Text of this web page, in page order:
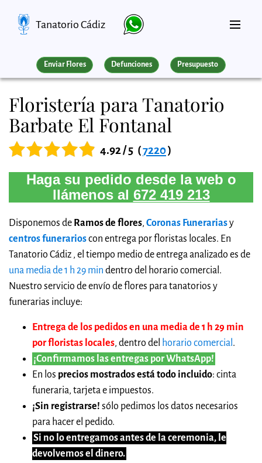
Tanatorio Cádiz
Enviar Flores Defunciones Presupuesto
Floristería para Tanatorio
Barbate El Fontanal
4.92 / 5 (7220)
Haga su pedido desde la web o
llámenos al 672 419 213
Disponemos de Ramos de flores, Coronas Funerariasy
centros funerarioscon entrega por floristas locales. En
Tanatorio Cádiz , el tiempo medio de entrega analizado es de
una media de 1 h 29 min dentro del horario comercial.
Nuestro servicio de envío de flores para tanatorios y
funerarias incluye:
Entrega de los pedidos en una media de 1 h 29 min
por floristas locales, dentro del horario comercial .
¡Confirmamos las entregas por WhatsApp!
En los precios mostrados está todo incluido: cinta
funeraria, tarjeta e impuestos.
¡Sin registrarse! sólo pedimos los datos necesarios
para hacer el pedido.
Si no lo entregamos antes de la ceremonia, le
devolvemos el dinero.